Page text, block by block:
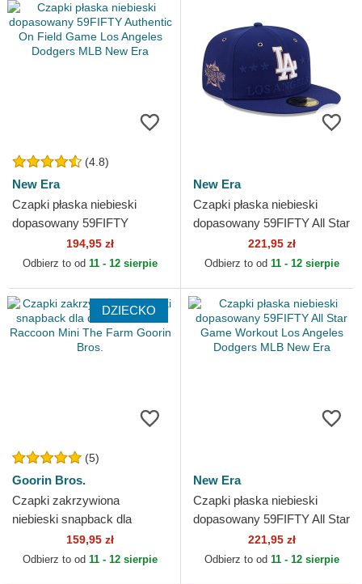
(4.8)
New Era
Czapki płaska niebieski
dopasowany 59FIFTY
Authentic On Field Game Los
Angeles Dodgers MLB New
194,95 zł
Odbierz to od 11 - 12 sierpie
New Era
Czapki płaska niebieski
dopasowany 59FIFTY All Star
Game Los Angeles Dodgers
MLB New Era
221,95 zł
Odbierz to od 11 - 12 sierpie
DZIECKO
(5)
Goorin Bros.
Czapki zakrzywiona
niebieski snapback dla
dziecka Rascal Raccoon
Mini The Farm Goorin Bros.
159,95 zł
Odbierz to od 11 - 12 sierpie
New Era
Czapki płaska niebieski
dopasowany 59FIFTY All Star
Game Workout Los Angeles
Dodgers MLB New Era
221,95 zł
Odbierz to od 11 - 12 sierpie